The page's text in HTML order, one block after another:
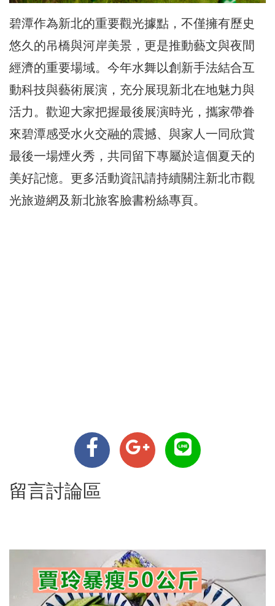
碧潭作為新北的重要觀光據點，不僅擁有歷史
悠久的吊橋與河岸美景，更是推動藝文與夜間
經濟的重要場域。今年水舞以創新手法結合互
動科技與藝術展演，充分展現新北在地魅力與
活力。歡迎大家把握最後展演時光，攜家帶眷
來碧潭感受水火交融的震撼、與家人一同欣賞
最後一場煙火秀，共同留下專屬於這個夏天的
美好記憶。更多活動資訊請持續關注新北市觀
光旅遊網及新北旅客臉書粉絲專頁。
留言討論區